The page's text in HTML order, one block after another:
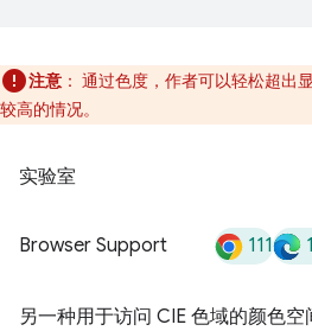
注意 ： 通过色度，作者可以轻松超出
较高的情况。
实验室
Browser Support 111
另一种用于访问 CIE 色域的颜色